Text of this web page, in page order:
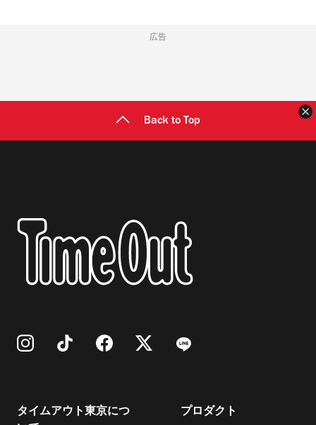
広告
Back to Top
タイムアウト東京につ
プロダクト